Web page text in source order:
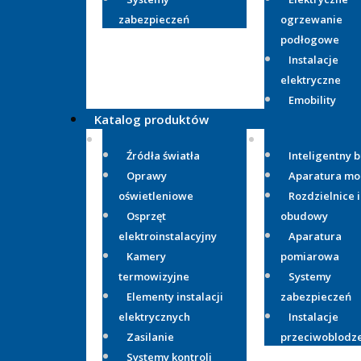
zabezpieczeń
ogrzewanie
podłogowe
Instalacje
elektryczne
Emobility
Katalog produktów
Źródła światła
Oprawy
oświetleniowe
Osprzęt
elektroinstalacyjny
Kamery
termowizyjne
Elementy instalacji
elektrycznych
Zasilanie
Systemy kontroli
Inteligentny
Aparatura
Rozdzielnice i
obudowy
Aparatura
pomiarowa
Systemy
zabezpieczeń
Instalacje